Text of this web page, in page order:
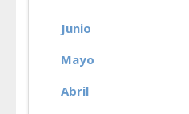
Junio
Mayo
Abril